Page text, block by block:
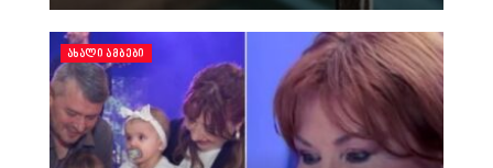
ᲐᲮᲐᲚᲘ ᲐᲛᲑᲔᲑᲘ